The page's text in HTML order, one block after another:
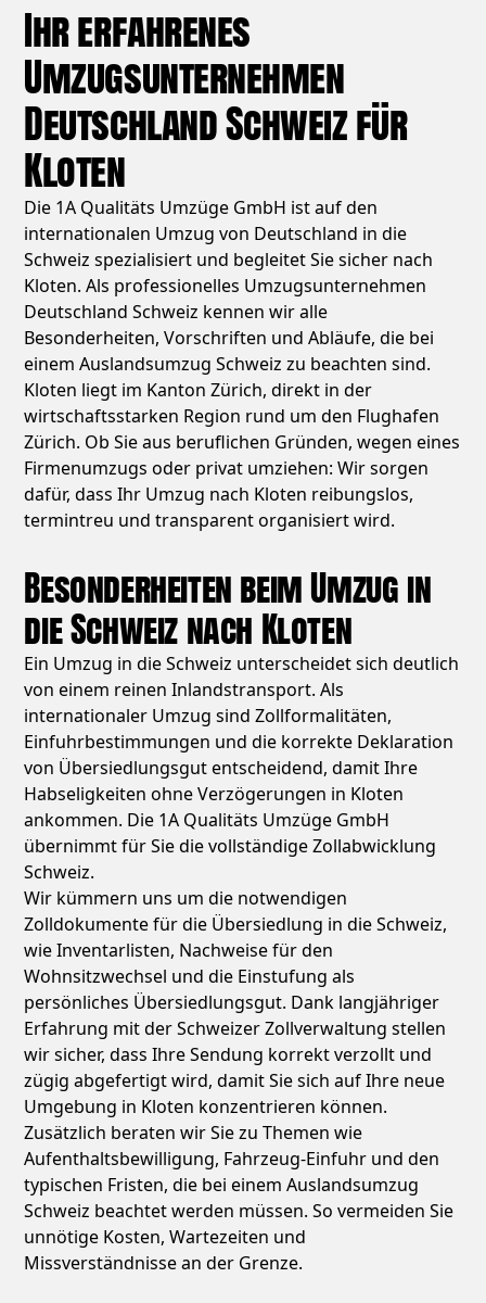
Ihr erfahrenes
Umzugsunternehmen
Deutschland Schweiz für
Kloten
Die 1A Qualitäts Umzüge GmbH ist auf den
internationalen Umzug von Deutschland in die
Schweiz spezialisiert und begleitet Sie sicher nach
Kloten. Als professionelles Umzugsunternehmen
Deutschland Schweiz kennen wir alle
Besonderheiten, Vorschriften und Abläufe, die bei
einem Auslandsumzug Schweiz zu beachten sind.
Kloten liegt im Kanton Zürich, direkt in der
wirtschaftsstarken Region rund um den Flughafen
Zürich. Ob Sie aus beruflichen Gründen, wegen eines
Firmenumzugs oder privat umziehen: Wir sorgen
dafür, dass Ihr Umzug nach Kloten reibungslos,
termintreu und transparent organisiert wird.
Besonderheiten beim Umzug in
die Schweiz nach Kloten
Ein Umzug in die Schweiz unterscheidet sich deutlich
von einem reinen Inlandstransport. Als
internationaler Umzug sind Zollformalitäten,
Einfuhrbestimmungen und die korrekte Deklaration
von Übersiedlungsgut entscheidend, damit Ihre
Habseligkeiten ohne Verzögerungen in Kloten
ankommen. Die 1A Qualitäts Umzüge GmbH
übernimmt für Sie die vollständige Zollabwicklung
Schweiz.
Wir kümmern uns um die notwendigen
Zolldokumente für die Übersiedlung in die Schweiz,
wie Inventarlisten, Nachweise für den
Wohnsitzwechsel und die Einstufung als
persönliches Übersiedlungsgut. Dank langjähriger
Erfahrung mit der Schweizer Zollverwaltung stellen
wir sicher, dass Ihre Sendung korrekt verzollt und
zügig abgefertigt wird, damit Sie sich auf Ihre neue
Umgebung in Kloten konzentrieren können.
Zusätzlich beraten wir Sie zu Themen wie
Aufenthaltsbewilligung, Fahrzeug-Einfuhr und den
typischen Fristen, die bei einem Auslandsumzug
Schweiz beachtet werden müssen. So vermeiden Sie
unnötige Kosten, Wartezeiten und
Missverständnisse an der Grenze.